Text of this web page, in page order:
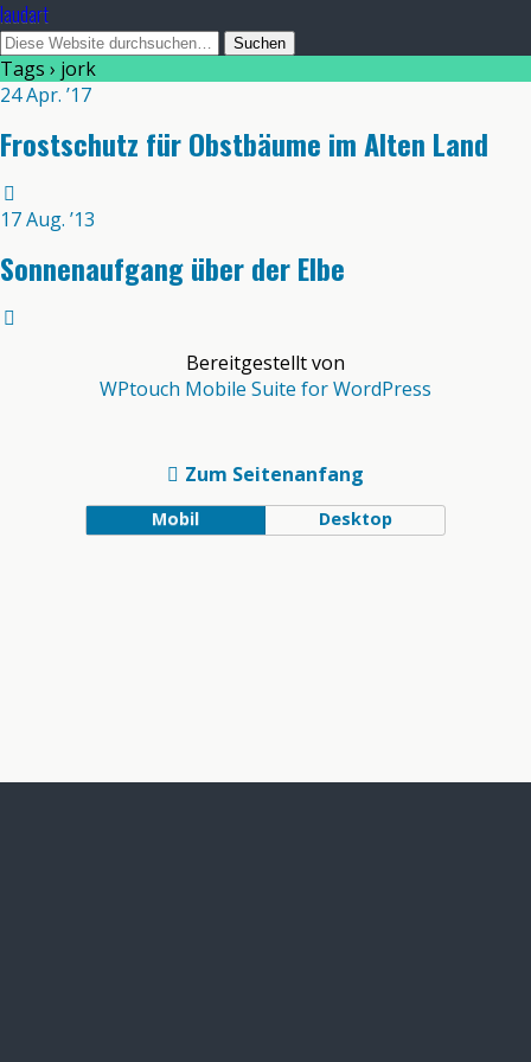
laudart
Tags › jork
24 Apr. ’17
Frostschutz für Obstbäume im Alten Land
17 Aug. ’13
Sonnenaufgang über der Elbe
Bereitgestellt von
WPtouch Mobile Suite for WordPress
Zum Seitenanfang
Mobil Desktop